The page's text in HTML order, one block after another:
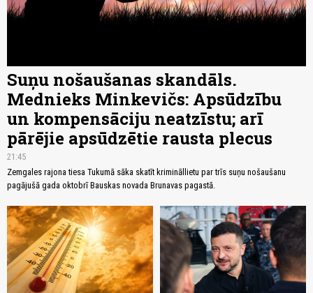
Suņu nošaušanas skandāls.
Mednieks Minkevičs: Apsūdzību
un kompensāciju neatzīstu; arī
pārējie apsūdzētie rausta plecus
21:45
Zemgales rajona tiesa Tukumā sāka skatīt krimināllietu par trīs suņu nošaušanu
pagājušā gada oktobrī Bauskas novada Brunavas pagastā.